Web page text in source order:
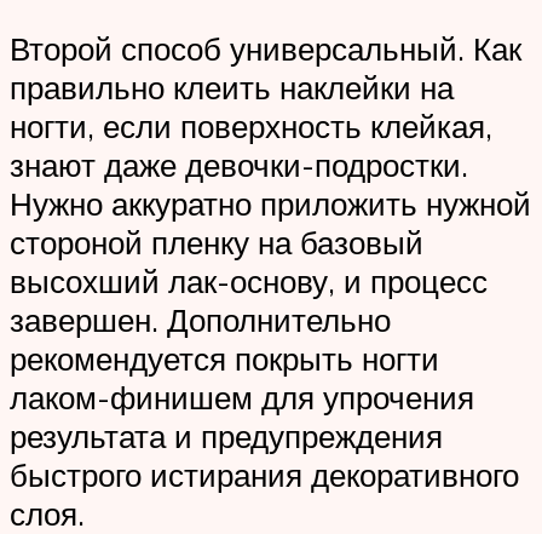
Второй способ универсальный. Как
правильно клеить наклейки на
ногти, если поверхность клейкая,
знают даже девочки-подростки.
Нужно аккуратно приложить нужной
стороной пленку на базовый
высохший лак-основу, и процесс
завершен. Дополнительно
рекомендуется покрыть ногти
лаком-финишем для упрочения
результата и предупреждения
быстрого истирания декоративного
слоя.